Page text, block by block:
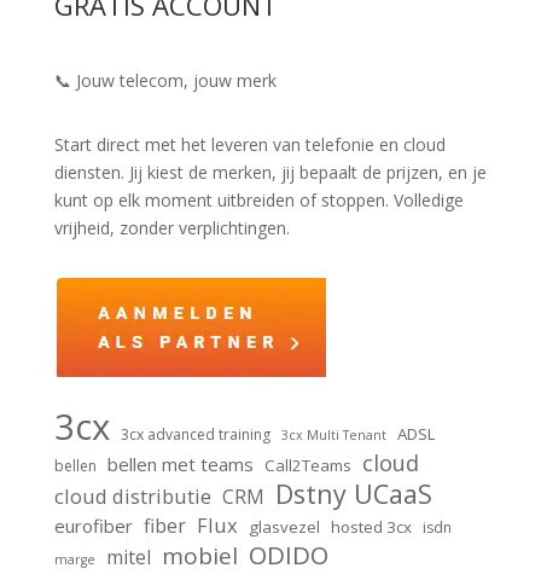
📞 Jouw telecom, jouw merk
Start direct met het leveren van telefonie en cloud
diensten. Jij kiest de merken, jij bepaalt de prijzen, en je
kunt op elk moment uitbreiden of stoppen. Volledige
vrijheid, zonder verplichtingen.
3cx 3cx advanced training 3cx Multi Tenant ADSL
bellen bellen met teams Call2Teams cloud
cloud distributie CRM Dstny UCaaS
eurofiber fiber Flux glasvezel hosted 3cx isdn
marge mitel mobiel ODIDO